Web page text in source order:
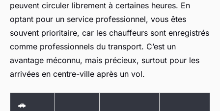
peuvent circuler librement à certaines heures. En
optant pour un service professionnel, vous êtes
souvent prioritaire, car les chauffeurs sont enregistrés
comme professionnels du transport. C’est un
avantage méconnu, mais précieux, surtout pour les
arrivées en centre-ville après un vol.
🚗